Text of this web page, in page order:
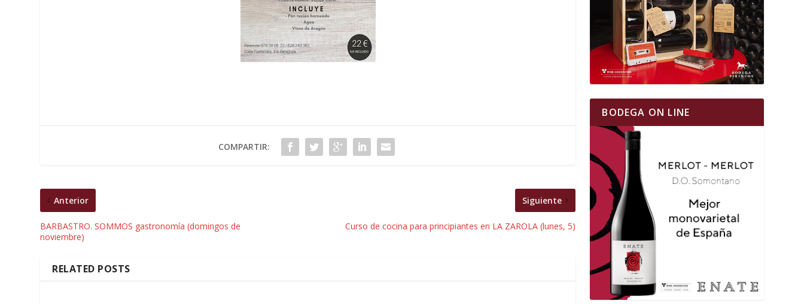
COMPARTIR:
Anterior
BARBASTRO. SOMMOS gastronomía (domingos de
noviembre)
Siguiente
Curso de cocina para principiantes en LA ZAROLA (lunes, 5)
RELATED POSTS
BODEGA ON LINE